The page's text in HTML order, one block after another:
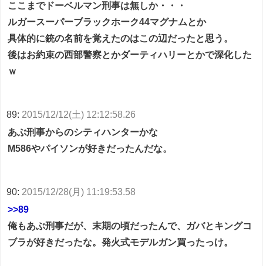
ここまでドーベルマン刑事は無しか・・・
ルガースーパーブラックホーク44マグナムとか
具体的に銃の名前を覚えたのはこの辺だったと思う。
後はお約束の西部警察とかダーティハリーとかで深化した
ｗ
89: 2015/12/12(土) 12:12:58.26
あぶ刑事からのシティハンターかな
M586やパイソンが好きだったんだな。
90: 2015/12/28(月) 11:19:53.58
>>89
俺もあぶ刑事だが、末期の頃だったんで、ガバとキングコ
ブラが好きだったな。発火式モデルガン買ったっけ。